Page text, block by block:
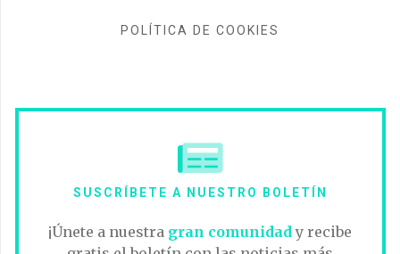
POLÍTICA DE COOKIES
SUSCRÍBETE A NUESTRO BOLETÍN
¡Únete a nuestra gran comunidady recibe